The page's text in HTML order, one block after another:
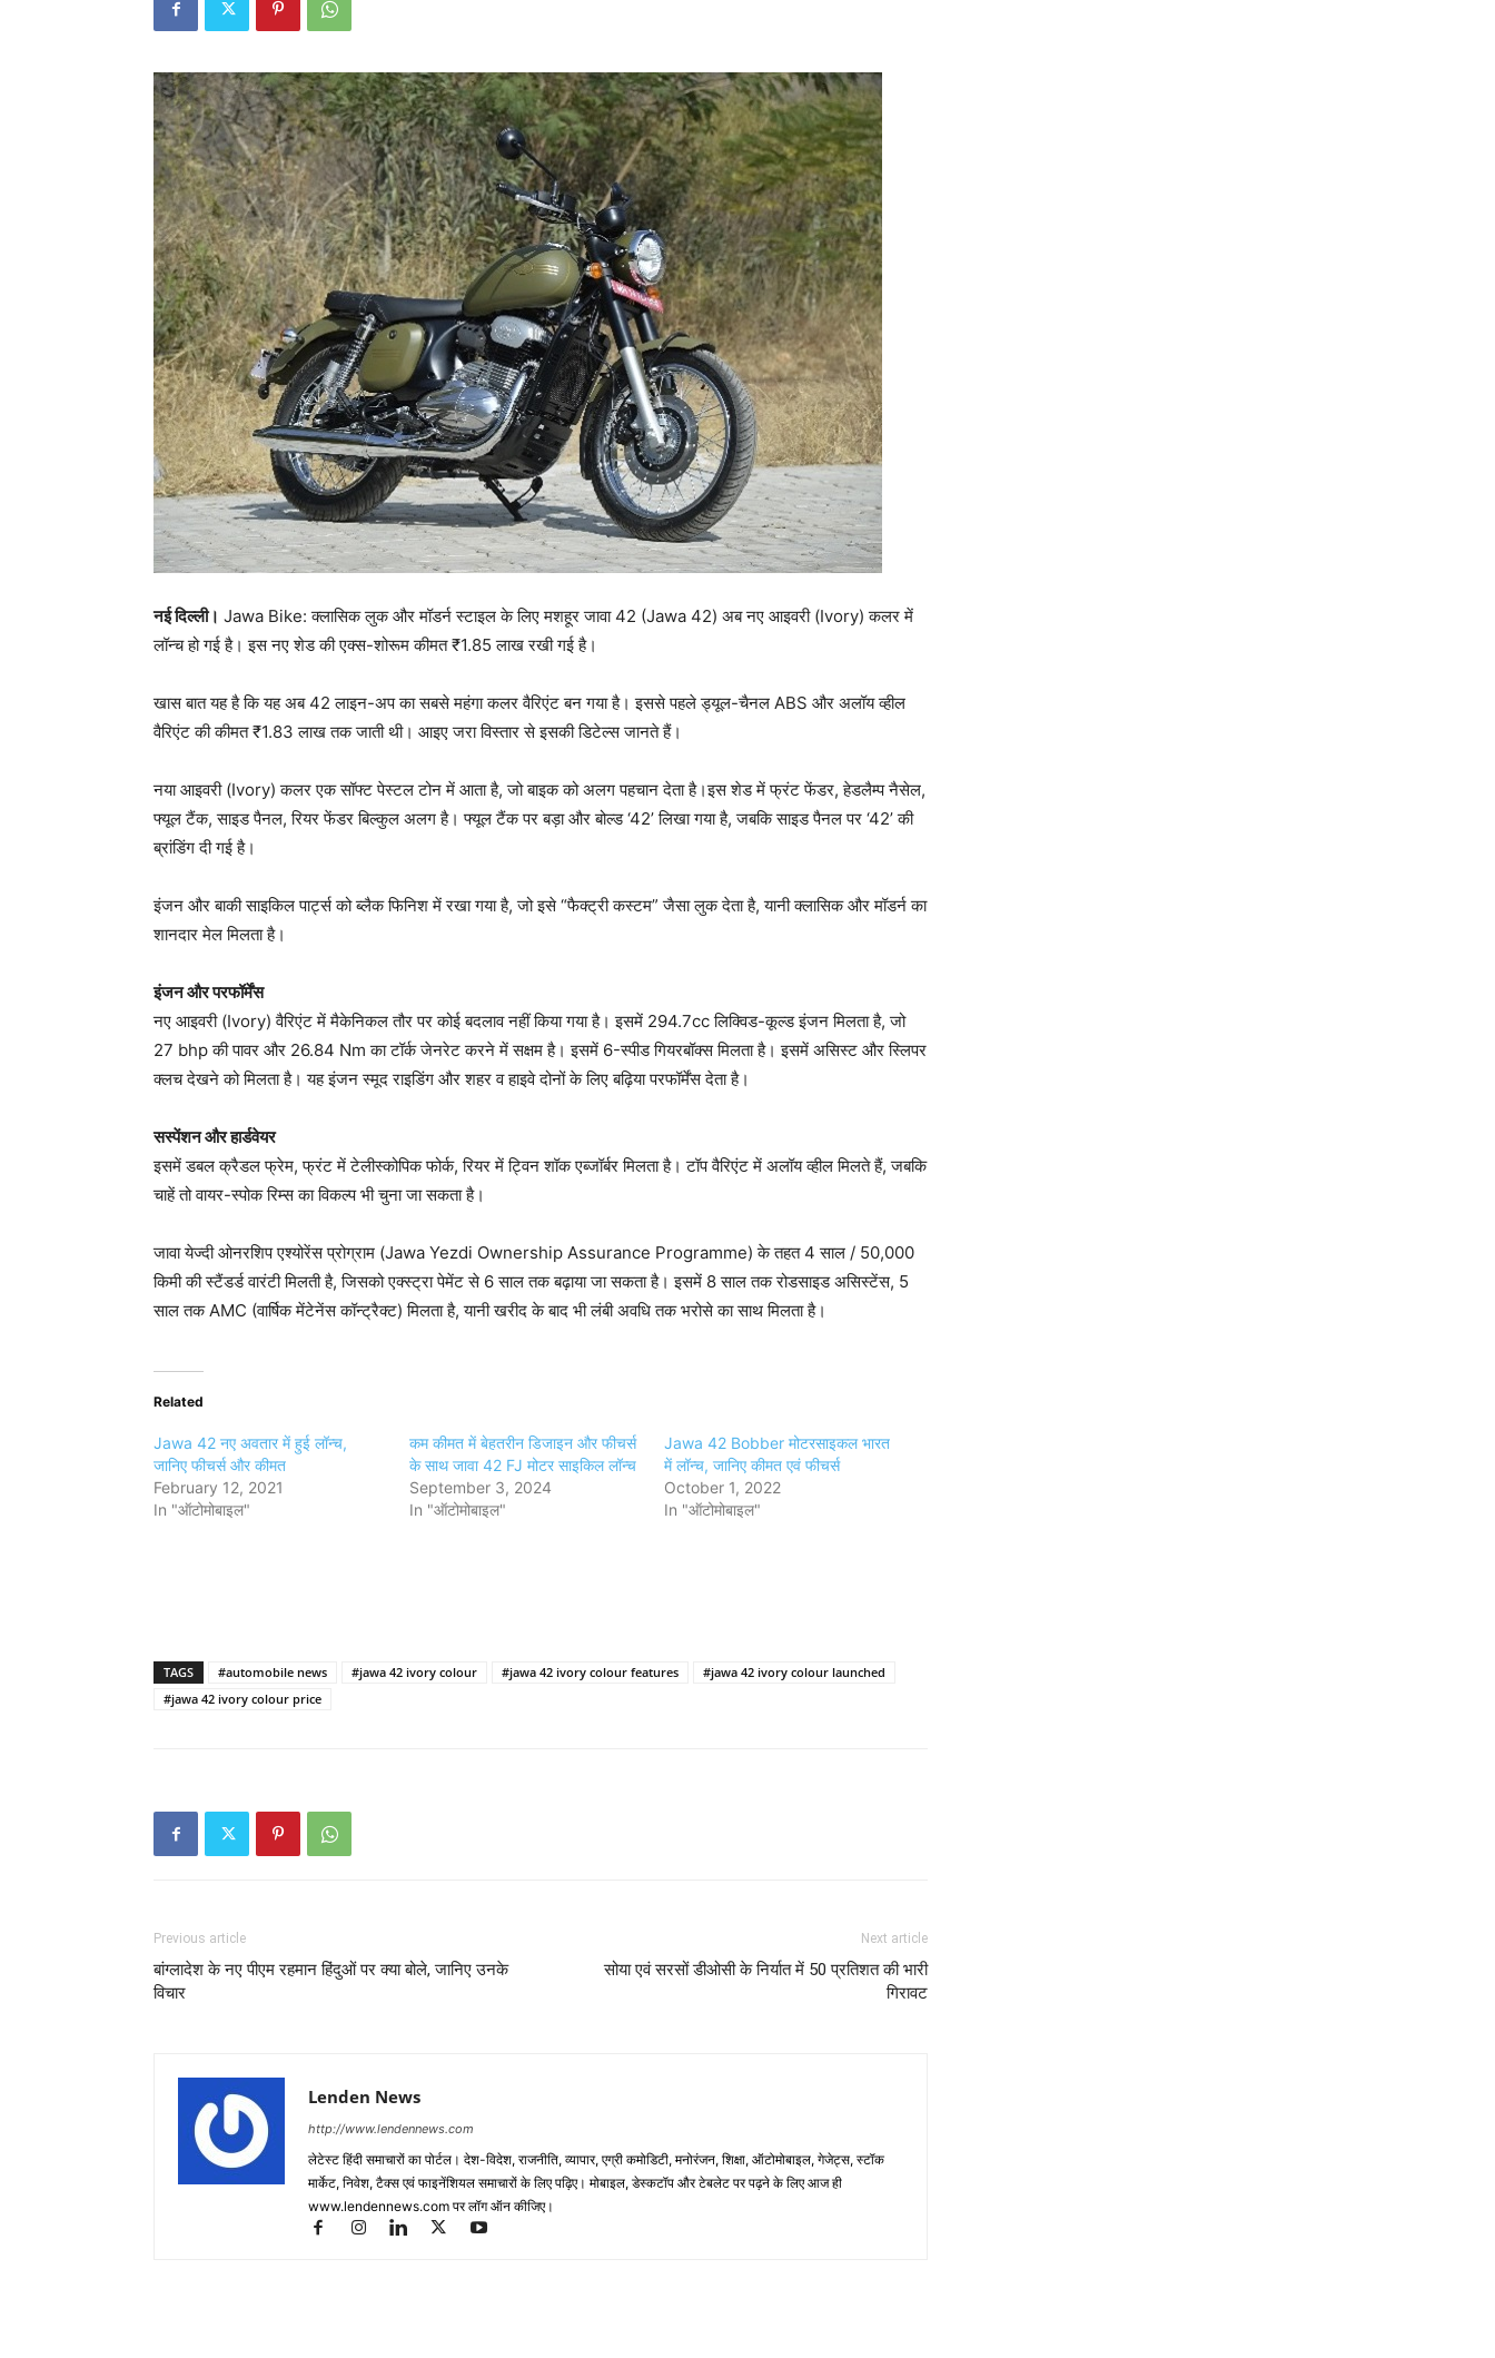
नई दिल्ली। Jawa Bike: क्लासिक लुक और मॉडर्न स्टाइल के लिए मशहूर जावा 42 (Jawa 42) अब नए आइवरी (Ivory) कलर में
लॉन्च हो गई है। इस नए शेड की एक्स-शोरूम कीमत ₹1.85 लाख रखी गई है।
खास बात यह है कि यह अब 42 लाइन-अप का सबसे महंगा कलर वैरिएंट बन गया है। इससे पहले ड्यूल-चैनल ABS और अलॉय व्हील
वैरिएंट की कीमत ₹1.83 लाख तक जाती थी। आइए जरा विस्तार से इसकी डिटेल्स जानते हैं।
नया आइवरी (Ivory) कलर एक सॉफ्ट पेस्टल टोन में आता है, जो बाइक को अलग पहचान देता है।इस शेड में फ्रंट फेंडर, हेडलैम्प नैसेल,
फ्यूल टैंक, साइड पैनल, रियर फेंडर बिल्कुल अलग है। फ्यूल टैंक पर बड़ा और बोल्ड ‘42’ लिखा गया है, जबकि साइड पैनल पर ‘42’ की
ब्रांडिंग दी गई है।
इंजन और बाकी साइकिल पार्ट्स को ब्लैक फिनिश में रखा गया है, जो इसे “फैक्ट्री कस्टम” जैसा लुक देता है, यानी क्लासिक और मॉडर्न का
शानदार मेल मिलता है।
इंजन और परफॉर्मेंस
नए आइवरी (Ivory) वैरिएंट में मैकेनिकल तौर पर कोई बदलाव नहीं किया गया है। इसमें 294.7cc लिक्विड-कूल्ड इंजन मिलता है, जो
27 bhp की पावर और 26.84 Nm का टॉर्क जेनरेट करने में सक्षम है। इसमें 6-स्पीड गियरबॉक्स मिलता है। इसमें असिस्ट और स्लिपर
क्लच देखने को मिलता है। यह इंजन स्मूद राइडिंग और शहर व हाइवे दोनों के लिए बढ़िया परफॉर्मेंस देता है।
सस्पेंशन और हार्डवेयर
इसमें डबल क्रैडल फ्रेम, फ्रंट में टेलीस्कोपिक फोर्क, रियर में ट्विन शॉक एब्जॉर्बर मिलता है। टॉप वैरिएंट में अलॉय व्हील मिलते हैं, जबकि
चाहें तो वायर-स्पोक रिम्स का विकल्प भी चुना जा सकता है।
जावा येज्दी ओनरशिप एश्योरेंस प्रोग्राम (Jawa Yezdi Ownership Assurance Programme) के तहत 4 साल / 50,000
किमी की स्टैंडर्ड वारंटी मिलती है, जिसको एक्स्ट्रा पेमेंट से 6 साल तक बढ़ाया जा सकता है। इसमें 8 साल तक रोडसाइड असिस्टेंस, 5
साल तक AMC (वार्षिक मेंटेनेंस कॉन्ट्रैक्ट) मिलता है, यानी खरीद के बाद भी लंबी अवधि तक भरोसे का साथ मिलता है।
Related
Jawa 42 नए अवतार में हुई लॉन्च,
जानिए फीचर्स और कीमत
February 12, 2021
In "ऑटोमोबाइल"
कम कीमत में बेहतरीन डिजाइन और फीचर्स
के साथ जावा 42 FJ मोटर साइकिल लॉन्च
September 3, 2024
In "ऑटोमोबाइल"
Jawa 42 Bobber मोटरसाइकल भारत
में लॉन्च, जानिए कीमत एवं फीचर्स
October 1, 2022
In "ऑटोमोबाइल"
TAGS #automobile news #jawa 42 ivory colour #jawa 42 ivory colour features
#jawa 42 ivory colour launched
#jawa 42 ivory colour price
Previous article
बांग्लादेश के नए पीएम रहमान हिंदुओं पर क्या बोले, जानिए उनके
विचार
Next article
सोया एवं सरसों डीओसी के निर्यात में 50 प्रतिशत की भारी
गिरावट
Lenden News
http://www.lendennews.com
लेटेस्ट हिंदी समाचारों का पोर्टल। देश-विदेश, राजनीति, व्यापार, एग्री कमोडिटी, मनोरंजन, शिक्षा, ऑटोमोबाइल, गेजेट्स, स्टॉक
मार्केट, निवेश, टैक्स एवं फाइनेंशियल समाचारों के लिए पढ़िए। मोबाइल, डेस्कटॉप और टेबलेट पर पढ़ने के लिए आज ही
www.lendennews.com पर लॉग ऑन कीजिए।